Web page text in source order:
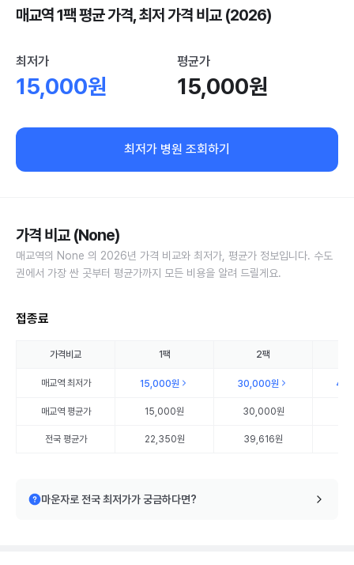
매교역 1팩 평균 가격, 최저 가격 비교 (2026)
최저가
15,000원
평균가
15,000원
최저가 병원 조회하기
가격 비교 (None)
매교역의 None 의 2026년 가격 비교와 최저가, 평균가 정보입니다. 수도
권에서 가장 싼 곳부터 평균가까지 모든 비용을 알려 드릴게요.
접종료
가격비교 1팩 2팩
매교역최저가 15,000원 30,000원
매교역평균가 15,000원 30,000원
전국 평균가 22,350원 39,616원
마운자로 전국 최저가가 궁금하다면?